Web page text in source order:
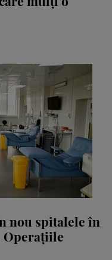
nou spitalele în
Operațiile